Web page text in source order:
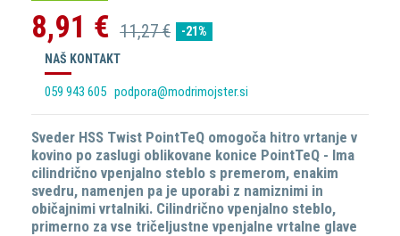
8,91 € 11,27 €
-21%
NAŠ KONTAKT
059 943 605 podpora@modrimojster.si
Sveder HSS Twist PointTeQ omogoča hitro vrtanje v
kovino po zaslugi oblikovane konice PointTeQ - Ima
cilindrično vpenjalno steblo s premerom, enakim
svedru, namenjen pa je uporabi z namiznimi in
običajnimi vrtalniki. Cilindrično vpenjalno steblo,
primerno za vse tričeljustne vpenjalne vrtalne glave